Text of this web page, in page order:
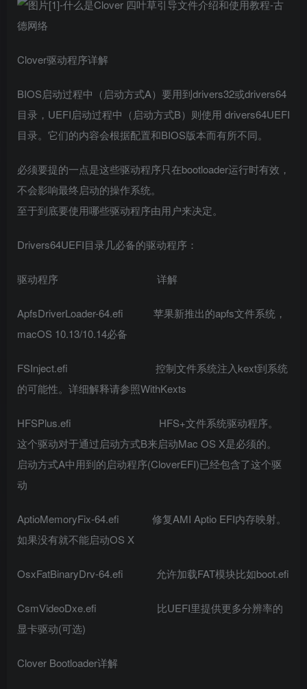
Clover驱动程序详解
BIOS启动过程中（启动方式A）要用到drivers32或drivers64
目录，UEFI启动过程中（启动方式B）则使用 drivers64UEFI
目录。它们的内容会根据配置和BIOS版本而有所不同。
必须要提的一点是这些驱动程序只在bootloader运行时有效，
不会影响最终启动的操作系统。
至于到底要使用哪些驱动程序由用户来决定。
Drivers64UEFI目录几必备的驱动程序：
驱动程序 详解
ApfsDriverLoader-64.efi 苹果新推出的apfs文件系统，
macOS 10.13/10.14必备
FSInject.efi 控制文件系统注入kext到系统
的可能性。详细解释请参照WithKexts
HFSPlus.efi HFS+文件系统驱动程序。
这个驱动对于通过启动方式B来启动Mac OS X是必须的。
启动方式A中用到的启动程序(CloverEFI)已经包含了这个驱
动
AptioMemoryFix-64.efi 修复AMI Aptio EFI内存映射。
如果没有就不能启动OS X
OsxFatBinaryDrv-64.efi 允许加载FAT模块比如boot.efi
CsmVideoDxe.efi 比UEFI里提供更多分辨率的
显卡驱动(可选)
Clover Bootloader详解